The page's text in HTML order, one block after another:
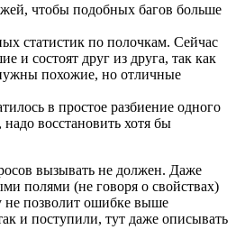
чтобы подобных багов больше
статистик по полочкам. Сейчас
и состоят друг из друга, так как
похожие, но отличные
в простое разбиение одного
надо восстановить хотя бы
вызывать не должен. Даже
полями (не говоря о свойствах)
не позволит ошибке выше
и поступили, тут даже описывать